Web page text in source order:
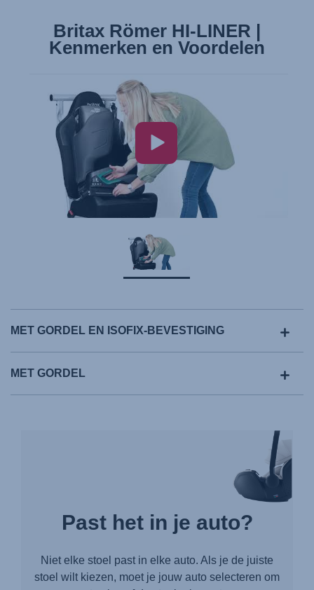
Britax Römer HI-LINER |
Kenmerken en Voordelen
MET GORDEL EN ISOFIX-BEVESTIGING
MET GORDEL
Past het in je auto?
Niet elke stoel past in elke auto. Als je de juiste
stoel wilt kiezen, moet je jouw auto selecteren om